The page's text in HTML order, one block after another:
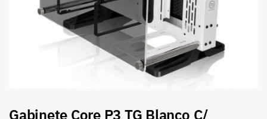
Gabinete Core P3 TG Blanco C/